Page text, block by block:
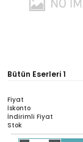
Bütün Eserleri 1
Fiyat
İskonto
İndirimli Fiyat
Stok